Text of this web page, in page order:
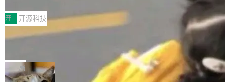
常维护操作，并完整支持 Iceberg V3 格式。
村国家自主创新示范区会议中心开幕。本届大会
由中关村智联软件服务业质量创新联盟主办，以
“智构可信·质创未来——AI原生时代的质量新范
式”为主题，直面AI从实验室走向规模化产业落地
的核心质量命题。会上，《2026智能研发生产力
工具选型手册》发布，Testin云测的Testin XAge
开 开源科技
让非法状态不可表示：一篇关于 ADT
有一种东西，一旦用过就回不去了。Alex Fedos
eev 管它叫"软件设计的基石"。 他说的东西不新
鲜——代数数据类型（ADT），尤其是和类型
局